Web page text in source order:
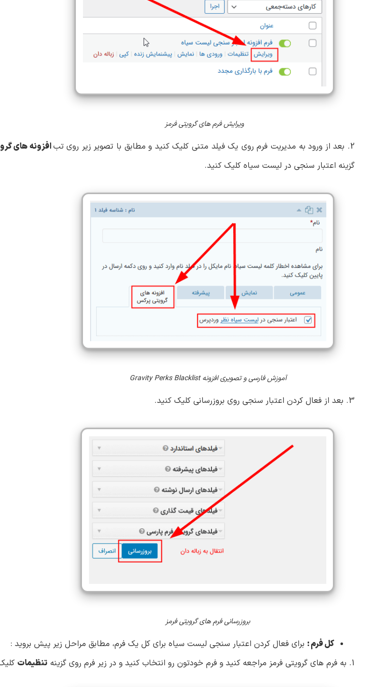
ویرایش فرم های گرویتی فرمز
2. بعد از ورود به مدیریت فرم روی یک فیلد متنی کلیک کنید و مطابق با تصویر زیر روی تب افزونه های
گزینه اعتبار سنجی در لیست سیاه کلیک کنید.
آموزش فارسی و تصویری افزونه Gravity Perks Blacklist
3. بعد از فعال کردن اعتبار سنجی روی بروزرسانی کلیک کنید.
بروزرسانی فرم های گرویتی فرمز
کل فرم : برای فعال کردن اعتبار سنجی لیست سیاه برای کل یک فرم، مطابق مراحل زیر پیش بروید :
1. به فرم های گرویتی فرمز مراجعه کنید و فرم خودتون رو انتخاب کنید و در زیر فرم روی گزینه
تنظیمات